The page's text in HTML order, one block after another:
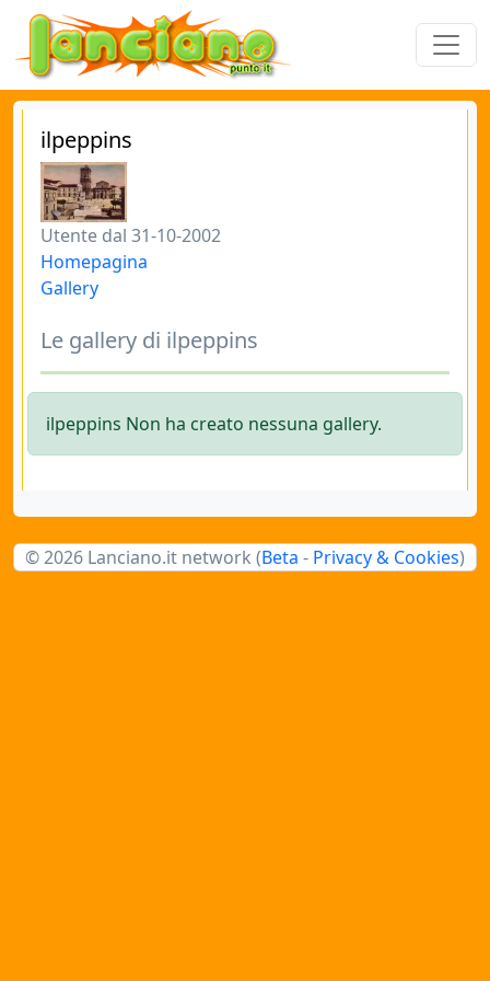
ilpeppins
Utente dal 31-10-2002
Homepagina
Gallery
Le gallery di ilpeppins
ilpeppins Non ha creato nessuna gallery.
© 2026 Lanciano.it network (Beta - Privacy & Cookies)